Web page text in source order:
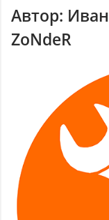
Автор:
ZoNdeR